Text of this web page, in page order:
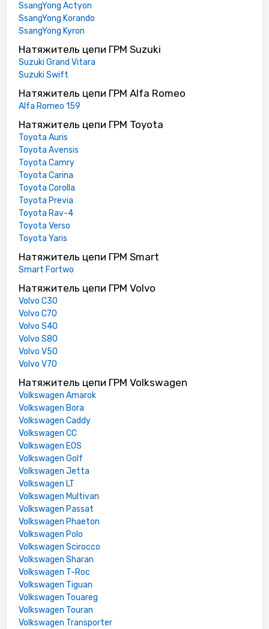
SsangYong Actyon
SsangYong Korando
SsangYong Kyron
Натяжитель цепи ГРМ Suzuki
Suzuki Grand Vitara
Suzuki Swift
Натяжитель цепи ГРМ Alfa Romeo
Alfa Romeo 159
Натяжитель цепи ГРМ Toyota
Toyota Auris
Toyota Avensis
Toyota Camry
Toyota Carina
Toyota Corolla
Toyota Previa
Toyota Rav-4
Toyota Verso
Toyota Yaris
Натяжитель цепи ГРМ Smart
Smart Fortwo
Натяжитель цепи ГРМ Volvo
Volvo C30
Volvo C70
Volvo S40
Volvo S80
Volvo V50
Volvo V70
Натяжитель цепи ГРМ Volkswagen
Volkswagen Amarok
Volkswagen Bora
Volkswagen Caddy
Volkswagen CC
Volkswagen EOS
Volkswagen Golf
Volkswagen Jetta
Volkswagen LT
Volkswagen Multivan
Volkswagen Passat
Volkswagen Phaeton
Volkswagen Polo
Volkswagen Scirocco
Volkswagen Sharan
Volkswagen T-Roc
Volkswagen Tiguan
Volkswagen Touareg
Volkswagen Touran
Volkswagen Transporter